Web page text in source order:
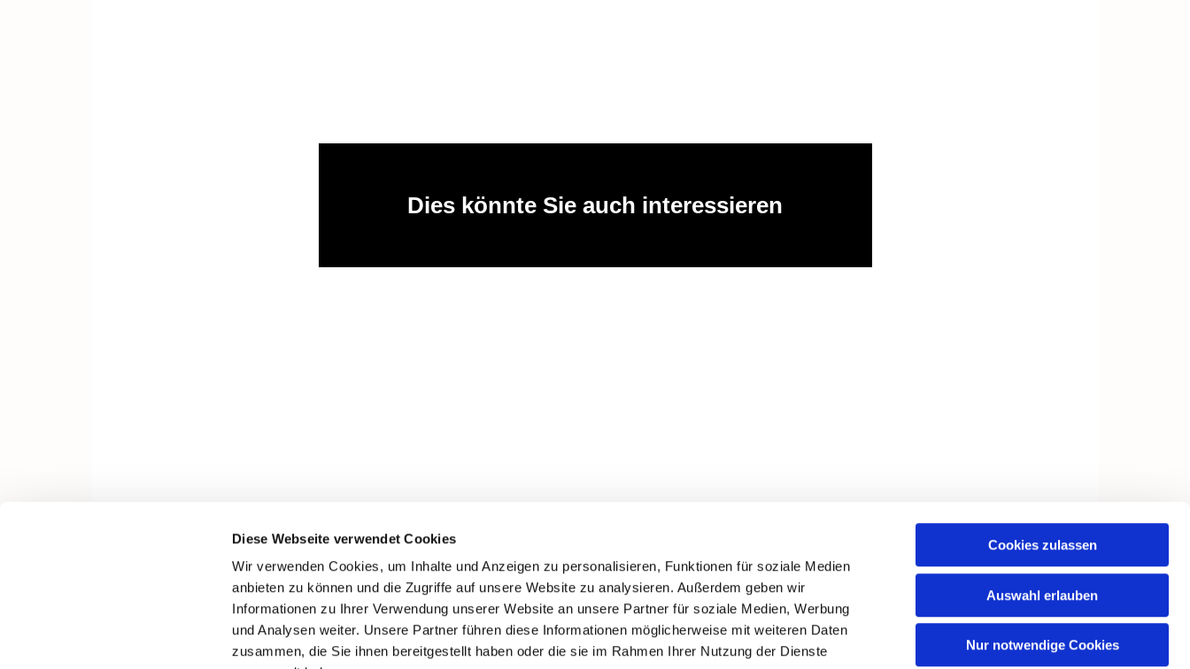
Diese Webseite verwendet Cookies
Wir verwenden Cookies, um Inhalte und Anzeigen zu personalisieren, Funktionen für soziale Medien
anbieten zu können und die Zugriffe auf unsere Website zu analysieren. Außerdem geben wir
Informationen zu Ihrer Verwendung unserer Website an unsere Partner für soziale Medien, Werbung
und Analysen weiter. Unsere Partner führen diese Informationen möglicherweise mit weiteren Daten
zusammen, die Sie ihnen bereitgestellt haben oder die sie im Rahmen Ihrer Nutzung der Dienste
Cookies zulassen
Auswahl erlauben
Nur notwendige Cookies
Dies könnte Sie auch interessieren